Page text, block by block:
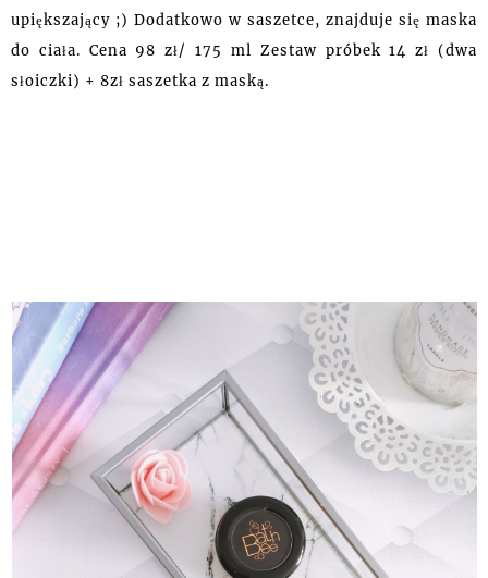
upiększający ;) Dodatkowo w saszetce, znajduje się maska
do ciała. Cena 98 zł/ 175 ml Zestaw próbek 14 zł (dwa
słoiczki) + 8zł saszetka z maską.